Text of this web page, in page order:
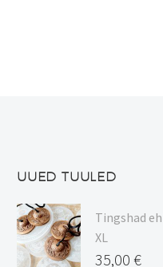
UUED TUULED
Tingshad
XL
35,00 €